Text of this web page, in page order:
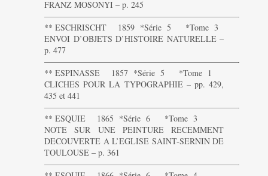
FRANZ MOSONYI – p. 245
———————————————————————-
** ESCHRISCHT 1859 *Série 5 *Tome 3
ENVOI D’OBJETS D’HISTOIRE NATURELLE –
p. 477
———————————————————————-
** ESPINASSE 1857 *Série 5 *Tome 1
CLICHES POUR LA TYPOGRAPHIE – pp. 429,
435 et 441
———————————————————————-
** ESQUIE 1865 *Série 6 *Tome 3
NOTE SUR UNE PEINTURE RECEMMENT
DECOUVERTE A L’EGLISE SAINT-SERNIN DE
TOULOUSE – p. 361
———————————————————————-